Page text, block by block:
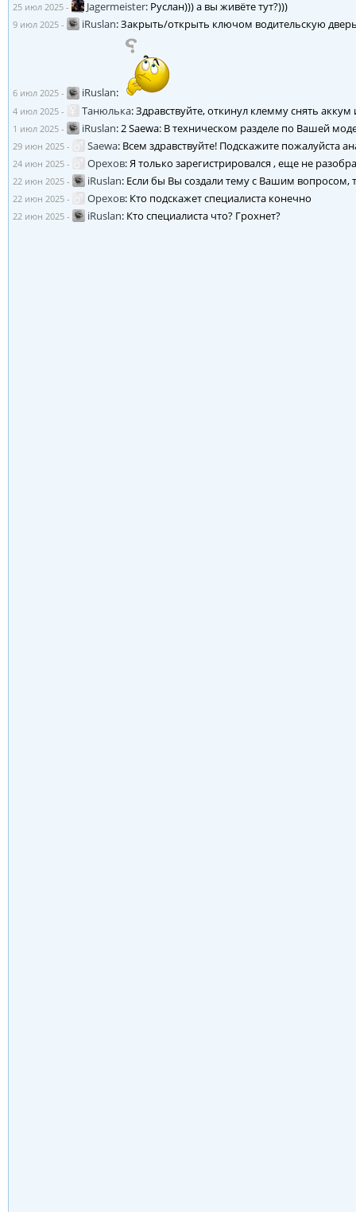
25 июл 2025 - Jagermeister: Руслан))) а вы живёте тут?)))
9 июл 2025 - iRuslan:Закрыть/открыть ключом водительскую
6 июл 2025 - iRuslan:
4 июл 2025 - Танюлька:Здравствуйте, откинул клемму снять аккум
1 июл 2025 - iRuslan:2 Saewa: В техническом разделе по Вашей
29 июн 2025 - Saewa: Всем здравствуйте! Подскажите пожалуйста
24 июн 2025 - Орехов:Я только зарегистрировался , еще не
22 июн 2025 - iRuslan: Если бы Вы создали тему с Вашим вопросом,
22 июн 2025 - Орехов: Кто подскажет специалиста конечно
22 июн 2025 - iRuslan: Кто специалиста что? Грохнет?